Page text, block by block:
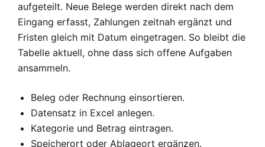
aufgeteilt. Neue Belege werden direkt nach dem
Eingang erfasst, Zahlungen zeitnah ergänzt und
Fristen gleich mit Datum eingetragen. So bleibt die
Tabelle aktuell, ohne dass sich offene Aufgaben
ansammeln.
Beleg oder Rechnung einsortieren.
Datensatz in Excel anlegen.
Kategorie und Betrag eintragen.
Speicherort oder Ablageort ergänzen.